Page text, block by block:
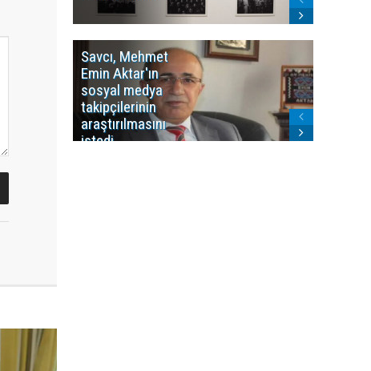
Savcı, Mehmet
Emin Aktar'ın
sosyal medya
takipçilerinin
araştırılmasını
istedi